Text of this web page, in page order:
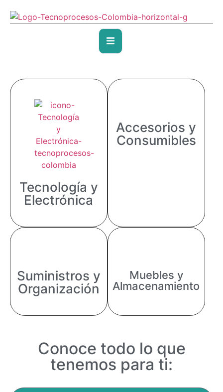
Tecnología y
Electrónica
Accesorios y
Consumibles
Suministros y
Organización
Muebles y
Almacenamiento
Conoce todo lo que
tenemos para ti: